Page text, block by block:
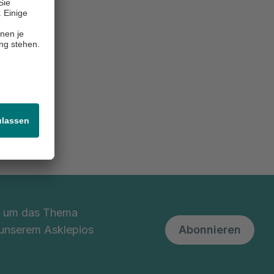
das Thema
Asklepios
Abonnieren